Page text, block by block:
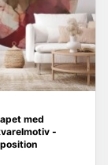
med
-